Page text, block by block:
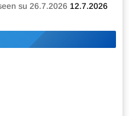
su 26.7.2026 12.7.2026